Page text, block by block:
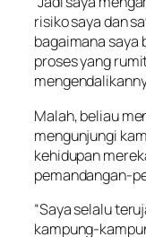
risiko saya dan
bagaimana saya
proses yang
Malah, beliau
mengunjungi
kehidupan
pemandangan-
“Saya selalu
kampung-